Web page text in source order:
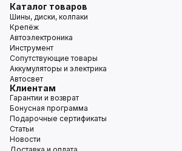
Каталог товаров
Шины, диски, колпаки
Крепёж
Автоэлектроника
Инструмент
Сопутствующие товары
Аккумуляторы и электрика
Автосвет
Клиентам
Гарантии и возврат
Бонусная программа
Подарочные сертификаты
Статьи
Новости